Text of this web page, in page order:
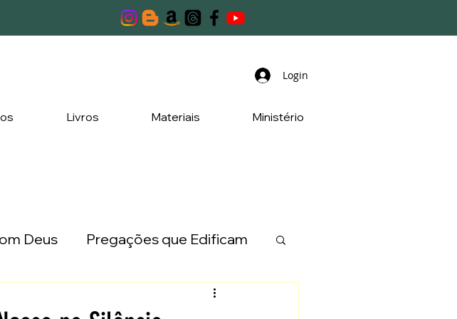
Login
Livros Materiais Ministério
Deus Pregações que Edificam